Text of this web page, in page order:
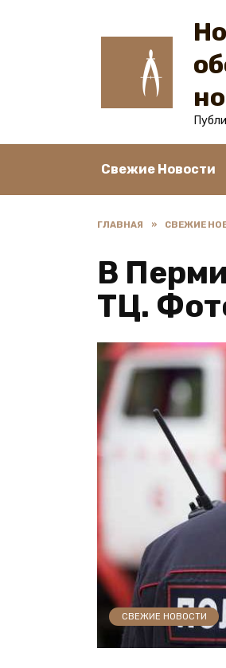
Свежие Новости
ГЛАВНАЯ » СВЕЖИЕ
В
ТЦ.
СВЕЖИЕ НОВОСТИ